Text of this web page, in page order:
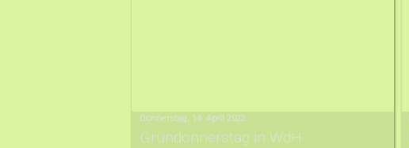
Donnerstag, 14. April 2022
Gründonnerstag in WdH